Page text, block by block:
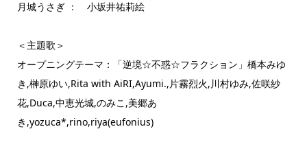
月城うさぎ ： 小坂井祐莉絵
＜主題歌＞
オープニングテーマ：「逆境☆不惑☆フラクション」橋本みゆ
き,榊原ゆい,Rita with AiRI,Ayumi.,片霧烈火,川村ゆみ,佐咲紗
花,Duca,中恵光城,のみこ,美郷あ
き,yozuca*,rino,riya(eufonius)